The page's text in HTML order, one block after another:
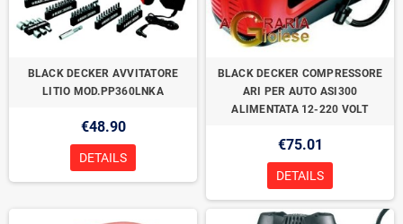
BLACK DECKER AVVITATORE
LITIO MOD.PP360LNKA
€48.90
DETAILS
BLACK DECKER COMPRESSORE
ARI PER AUTO ASI300
ALIMENTATA 12-220 VOLT
€75.01
DETAILS